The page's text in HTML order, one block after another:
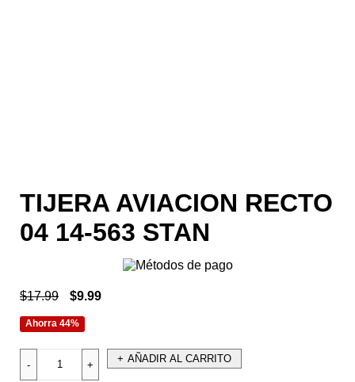
TIJERA AVIACION RECTO
04 14-563 STAN
$17.99 $9.99
Ahorra 44%
AÑADIR AL CARRITO